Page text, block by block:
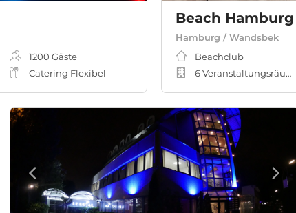
1200 Gäste
Catering Flexibel
Beach Hamburg
Hamburg / Wandsbek
Beachclub
6 Veranstaltungsräume